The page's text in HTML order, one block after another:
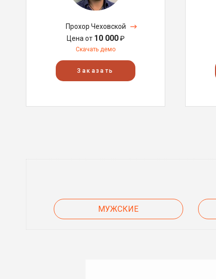
Прохор Чеховской
Цена от 10 000₽
Скачать демо
Заказать
МУЖСКИЕ